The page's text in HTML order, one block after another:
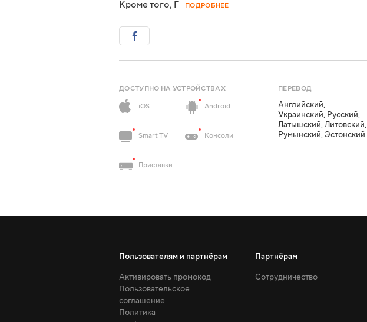
Кроме того, Г
ПОДРОБНЕЕ
ДОСТУПНО НА УСТРОЙСТВАХ
iOS
Android
Smart TV Консоли
Приставки
ПЕРЕВОД
Английский,
Украинский, Русский,
Латышский,Литовский,
Румынский,Эстонский
Пользователям и партнёрам
Активировать промокод
Пользовательское
соглашение
Политика
Партнёрам
Сотрудничество